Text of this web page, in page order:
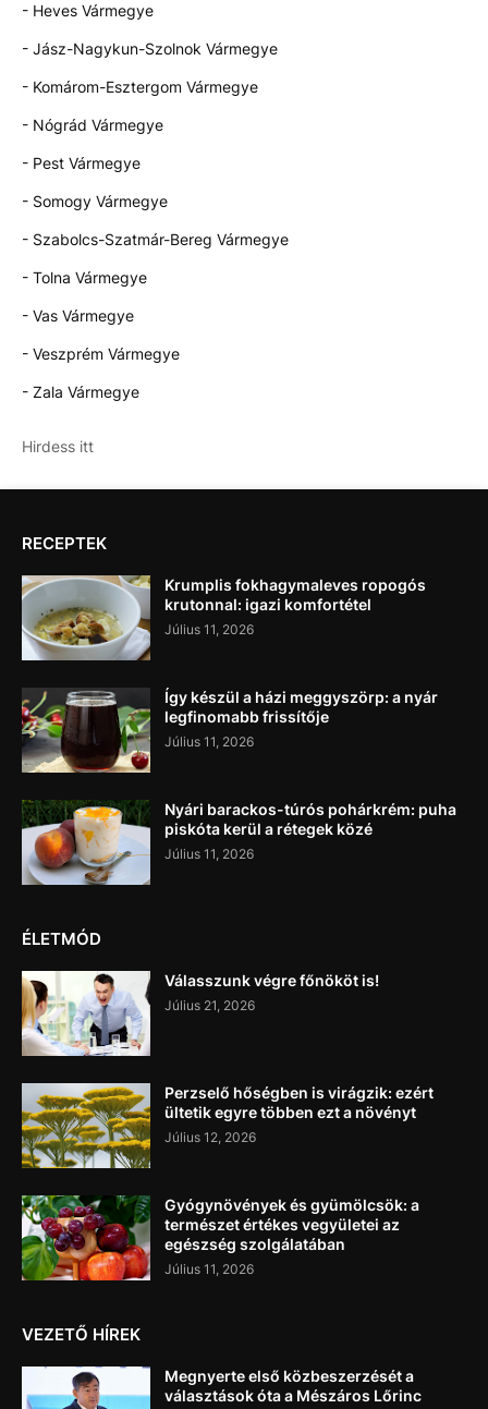
- Heves Vármegye
- Jász-Nagykun-Szolnok Vármegye
- Komárom-Esztergom Vármegye
- Nógrád Vármegye
- Pest Vármegye
- Somogy Vármegye
- Szabolcs-Szatmár-Bereg Vármegye
- Tolna Vármegye
- Vas Vármegye
- Veszprém Vármegye
- Zala Vármegye
Hirdess itt
RECEPTEK
Krumplis fokhagymaleves ropogós
krutonnal: igazi komfortétel
Július 11, 2026
Így készül a házi meggyszörp: a nyár
legfinomabb frissítője
Július 11, 2026
Nyári barackos-túrós pohárkrém: puha
piskóta kerül a rétegek közé
Július 11, 2026
ÉLETMÓD
Válasszunk végre főnököt is!
Július 21, 2026
Perzselő hőségben is virágzik: ezért
ültetik egyre többen ezt a növényt
Július 12, 2026
Gyógynövények és gyümölcsök: a
természet értékes vegyületei az
egészség szolgálatában
Július 11, 2026
VEZETŐ HÍREK
Megnyerte első közbeszerzését a
választások óta a Mészáros Lőrinc